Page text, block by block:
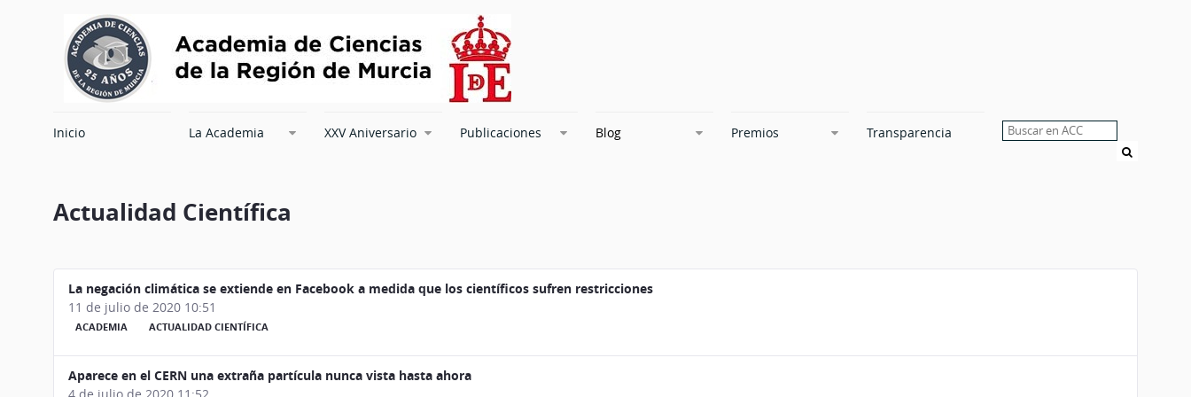
Inicio La Academia XXV Aniversario Publicaciones Blog Premios Transparencia
Actualidad Científica
La negación climática se extiende en Facebook a medida que los científicos sufren restricciones
11 de julio de 2020 10:51
ACADEMIA ACTUALIDAD CIENTÍFICA
Aparece en el CERN una extraña partícula nunca vista hasta ahora